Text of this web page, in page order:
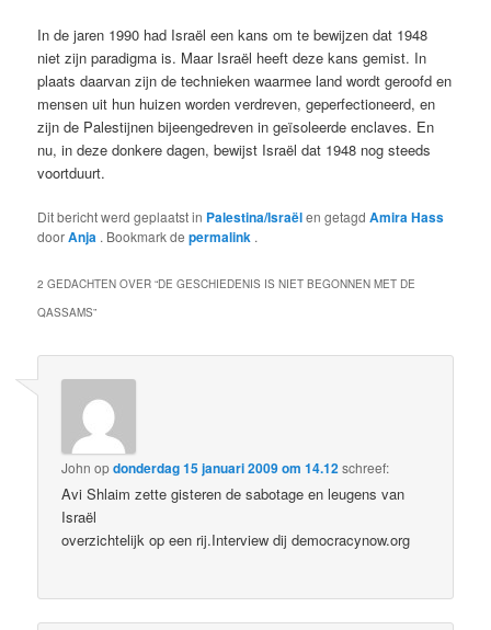
In de jaren 1990 had Israël een kans om te bewijzen dat 1948
niet zijn paradigma is. Maar Israël heeft deze kans gemist. In
plaats daarvan zijn de technieken waarmee land wordt geroofd en
mensen uit hun huizen worden verdreven, geperfectioneerd, en
zijn de Palestijnen bijeengedreven in geïsoleerde enclaves. En
nu, in deze donkere dagen, bewijst Israël dat 1948 nog steeds
voortduurt.
Dit bericht werd geplaatst in Palestina/Israëlen getagdAmira Hass
doorAnja . Bookmark depermalink .
2 GEDACHTEN OVER “DE GESCHIEDENIS IS NIET BEGONNEN MET DE
QASSAMS”
John opdonderdag 15 januari 2009 om 14.12schreef:
Avi Shlaim zette gisteren de sabotage en leugens van
Israël
overzichtelijk op een rij.Interview dij democracynow.org